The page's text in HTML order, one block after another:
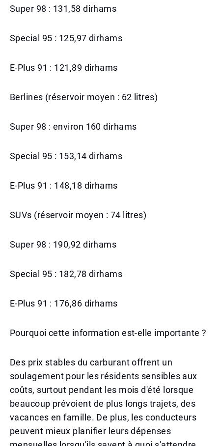
Super 98 : 131,58 dirhams
Special 95 : 125,97 dirhams
E-Plus 91 : 121,89 dirhams
Berlines (réservoir moyen : 62 litres)
Super 98 : environ 160 dirhams
Special 95 : 153,14 dirhams
E-Plus 91 : 148,18 dirhams
SUVs (réservoir moyen : 74 litres)
Super 98 : 190,92 dirhams
Special 95 : 182,78 dirhams
E-Plus 91 : 176,86 dirhams
Pourquoi cette information est-elle importante ?
Des prix stables du carburant offrent un
soulagement pour les résidents sensibles aux
coûts, surtout pendant les mois d'été lorsque
beaucoup prévoient de plus longs trajets, des
vacances en famille. De plus, les conducteurs
peuvent mieux planifier leurs dépenses